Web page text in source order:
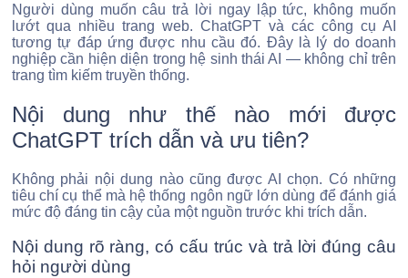
Người dùng muốn câu trả lời ngay lập tức, không muốn
lướt qua nhiều trang web. ChatGPT và các công cụ AI
tương tự đáp ứng được nhu cầu đó. Đây là lý do doanh
nghiệp cần hiện diện trong hệ sinh thái AI — không chỉ trên
trang tìm kiếm truyền thống.
Nội dung như thế nào mới được
ChatGPT trích dẫn và ưu tiên?
Không phải nội dung nào cũng được AI chọn. Có những
tiêu chí cụ thể mà hệ thống ngôn ngữ lớn dùng để đánh giá
mức độ đáng tin cậy của một nguồn trước khi trích dẫn.
Nội dung rõ ràng, có cấu trúc và trả lời đúng câu
hỏi người dùng